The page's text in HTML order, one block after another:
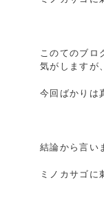
このてのブロ
気がしますが、
今回ばかりは
結論から言い
ミノカサゴに